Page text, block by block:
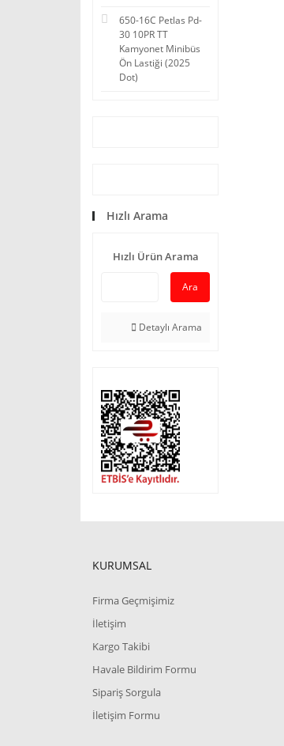
650-16C Petlas Pd-
30 10PR TT
Kamyonet Minibüs
Ön Lastiği (2025
Dot)
Hızlı Arama
Hızlı Ürün Arama
Ara
Detaylı Arama
KURUMSAL
Firma Geçmişimiz
İletişim
Kargo Takibi
Havale Bildirim Formu
Sipariş Sorgula
İletişim Formu